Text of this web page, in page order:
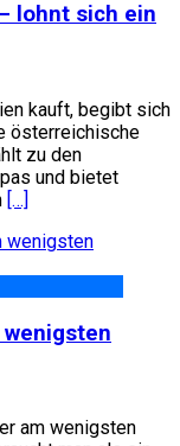
lohnt sich ein
kauft, begibt sich
österreichische
zu den
und bietet
[…]
am wenigsten